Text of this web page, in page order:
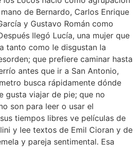
de Bernardo, Carlos Enrique
y Gustavo Román como
llegó Lucía, una mujer que
tanto como le disgustan la
que prefiere caminar hasta
antes que ir a San Antonio,
busca rápidamente dónde
gusta viajar de pie; que no
son para leer o usar el
tiempos libres ve películas de
y lee textos de Emil Cioran y de
y pareja sentimental. Esa